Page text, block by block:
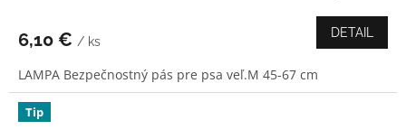
je
z
5
hviezdičiek.
6,10 € / ks
DETAIL
LAMPA Bezpečnostný pás pre psa veľ.M 45-67 cm
Tip